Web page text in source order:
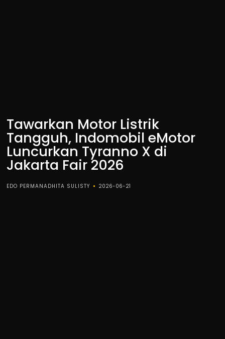
Tawarkan Motor Listrik
Tangguh, Indomobil eMotor
Luncurkan Tyranno X di
Jakarta Fair 2026
EDO PERMANADHITA SULISTY 2026-06-21